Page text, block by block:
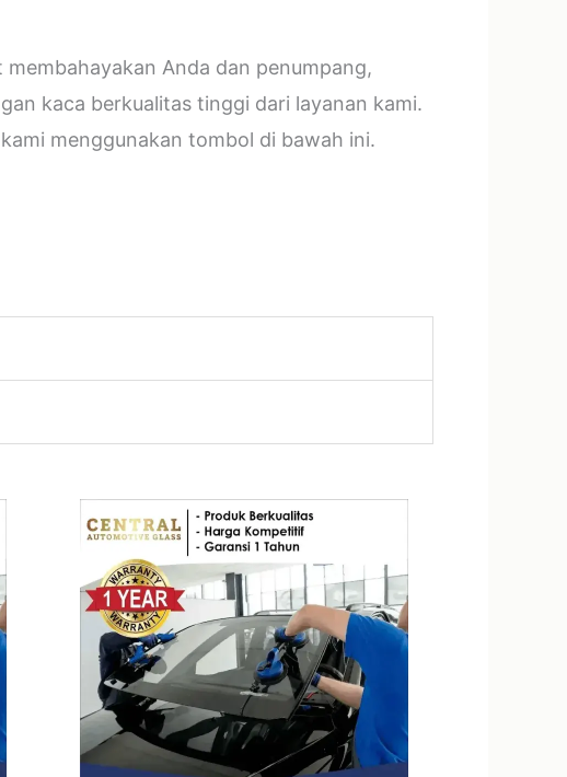
Anda dan penumpang,
kaca berkualitas tinggi dari layanan kami.
menggunakan tombol di bawah ini.